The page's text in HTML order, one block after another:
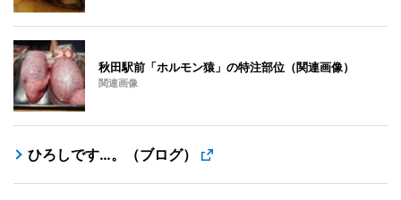
秋田駅前「ホルモン猿」の特注部位（関連画像）
関連画像
ひろしです…。（ブログ）